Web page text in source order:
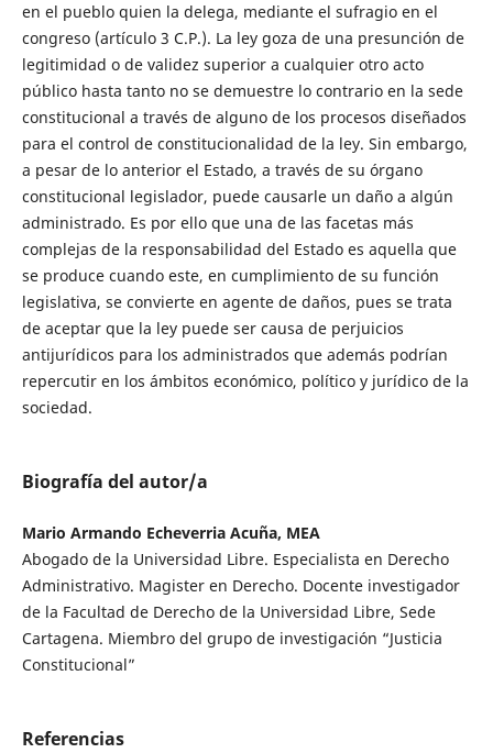
en el pueblo quien la delega, mediante el sufragio en el
congreso (artículo 3 C.P.). La ley goza de una presunción de
legitimidad o de validez superior a cualquier otro acto
público hasta tanto no se demuestre lo contrario en la sede
constitucional a través de alguno de los procesos diseñados
para el control de constitucionalidad de la ley. Sin embargo,
a pesar de lo anterior el Estado, a través de su órgano
constitucional legislador, puede causarle un daño a algún
administrado. Es por ello que una de las facetas más
complejas de la responsabilidad del Estado es aquella que
se produce cuando este, en cumplimiento de su función
legislativa, se convierte en agente de daños, pues se trata
de aceptar que la ley puede ser causa de perjuicios
antijurídicos para los administrados que además podrían
repercutir en los ámbitos económico, político y jurídico de la
sociedad.
Biografía del autor/a
Mario Armando Echeverria Acuña, MEA
Abogado de la Universidad Libre. Especialista en Derecho
Administrativo. Magister en Derecho. Docente investigador
de la Facultad de Derecho de la Universidad Libre, Sede
Cartagena. Miembro del grupo de investigación “Justicia
Constitucional”
Referencias